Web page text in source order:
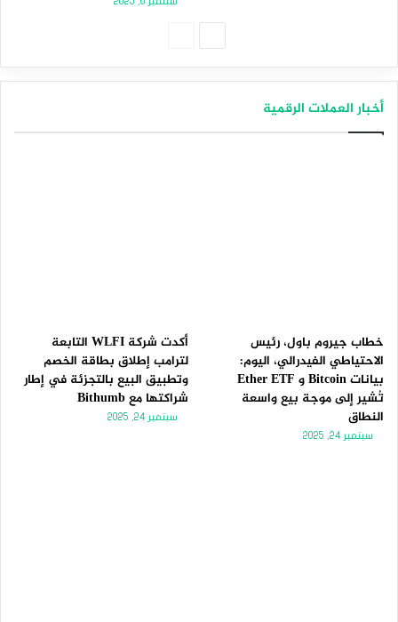
أخبار العملات الرقمية
خطاب جيروم باول، رئيس
الاحتياطي الفيدرالي، اليوم:
بيانات Bitcoin و Ether ETF
تُشير إلى موجة بيع واسعة
النطاق
سبتمبر 24, 2025
أكدت شركة WLFI التابعة
لترامب إطلاق بطاقة الخصم
وتطبيق البيع بالتجزئة في إطار
شراكتها مع Bithumb
سبتمبر 24, 2025